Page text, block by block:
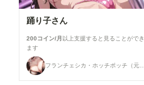
踊り子さん
200コイン/月 以上支援すると見ることができ
ます